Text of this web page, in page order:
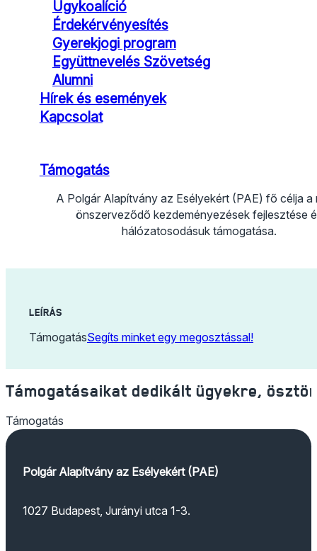
Ügykoalíció
Érdekérvényesítés
Gyerekjogi program
Együttnevelés Szövetség
Alumni
Hírek és események
Kapcsolat
Támogatás
A Polgár Alapítvány az Esélyekért (PAE) fő célja a
önszerveződő kezdeményezések fejlesztése
hálózatosodásuk támogatása.
LEÍRÁS
TámogatásSegíts minket egy megosztással!
Támogatásaikat dedikált ügyekre,
Támogatás
Polgár Alapítvány az Esélyekért (PAE)
1027 Budapest, Jurányi utca 1-3.